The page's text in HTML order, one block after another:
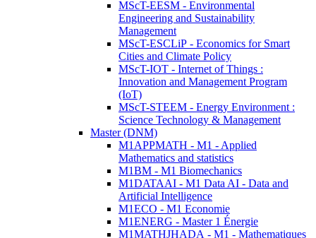
MScT-EESM - Environmental
Engineering and Sustainability
Management
MScT-ESCLiP - Economics for Smart
Cities and Climate Policy
MScT-IOT - Internet of Things :
Innovation and Management Program
(IoT)
MScT-STEEM - Energy Environment :
Science Technology & Management
Master (DNM)
M1APPMATH - M1 - Applied
Mathematics and statistics
M1BM - M1 Biomechanics
M1DATAAI - M1 Data AI - Data and
Artificial Intelligence
M1ECO - M1 Economie
M1ENERG - Master 1 Énergie
M1MATHJHADA - M1 - Mathematiques